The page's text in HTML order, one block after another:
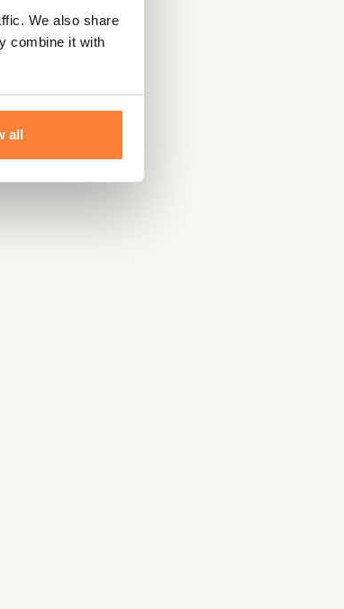
We also share
combine it with
all